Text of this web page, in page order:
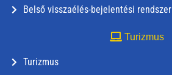
Belső visszaélés-bejelentési rendszer
Turizmus
Turizmus